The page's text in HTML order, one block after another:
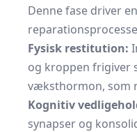
Denne fase driver
Fysisk restitution:
og kroppen frigiver
væksthormon, som
Kognitiv
synapser og